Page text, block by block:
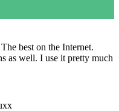
best on the Internet.
as well. I use it pretty much